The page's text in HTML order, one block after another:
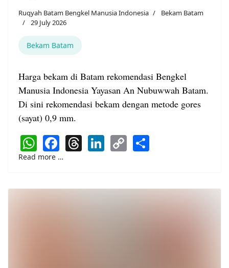
Ruqyah Batam Bengkel Manusia Indonesia
Bekam Batam
29 July 2026
Bekam Batam
Harga bekam di Batam rekomendasi Bengkel
Manusia Indonesia Yayasan An Nubuwwah Batam.
Di sini rekomendasi bekam dengan metode gores
(sayat) 0,9 mm.
WhatsApp
Facebook
Threads
LinkedIn
Copy
Link
Read more …